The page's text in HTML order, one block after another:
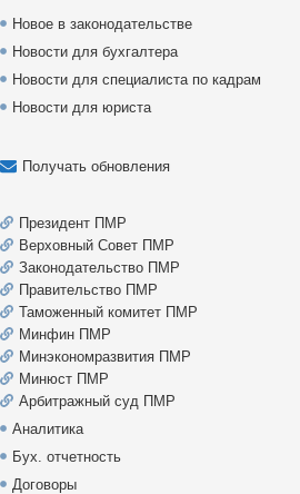
Новое в законодательстве
Новости для бухгалтера
Новости для специалиста по кадрам
Новости для юриста
Получать обновления
Президент ПМР
Верховный Совет ПМР
Законодательство ПМР
Правительство ПМР
Таможенный комитет ПМР
Минфин ПМР
Минэкономразвития ПМР
Минюст ПМР
Арбитражный суд ПМР
Аналитика
Бух. отчетность
Договоры